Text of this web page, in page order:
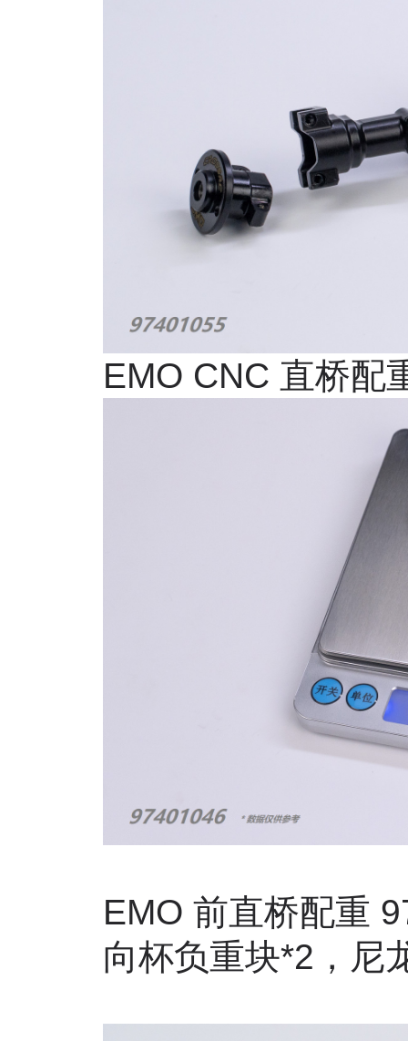
EMO CNC 直桥配
EMO 前直桥配重
向杯负重块*2 ，尼